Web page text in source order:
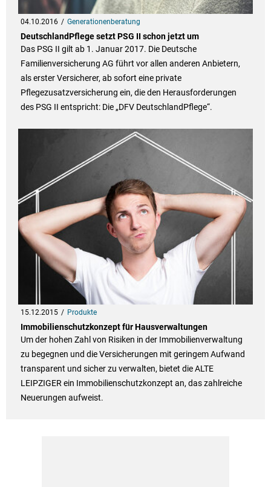
04.10.2016 Generationenberatung
DeutschlandPflege setzt PSG II schon jetzt um
Das PSG II gilt ab 1. Januar 2017. Die Deutsche
Familienversicherung AG führt vor allen anderen Anbietern,
als erster Versicherer, ab sofort eine private
Pflegezusatzversicherung ein, die den Herausforderungen
des PSG II entspricht: Die „DFV DeutschlandPflege“.
15.12.2015 Produkte
Immobilienschutzkonzept für Hausverwaltungen
Um der hohen Zahl von Risiken in der Immobilienverwaltung
zu begegnen und die Versicherungen mit geringem Aufwand
transparent und sicher zu verwalten, bietet die ALTE
LEIPZIGER ein Immobilienschutzkonzept an, das zahlreiche
Neuerungen aufweist.